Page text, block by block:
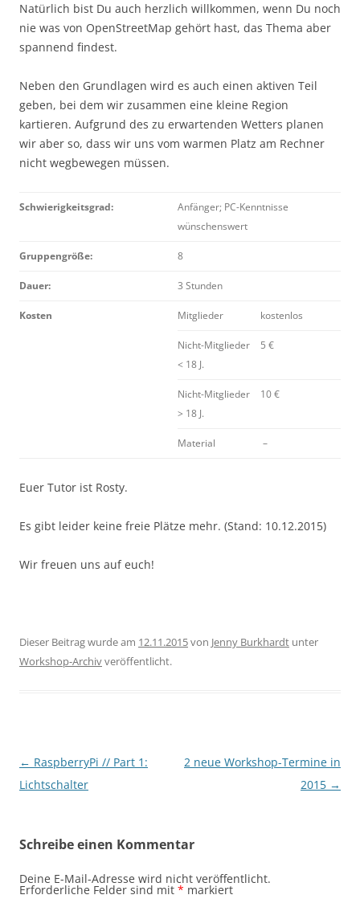
Natürlich bist Du auch herzlich willkommen, wenn Du noch
nie was von OpenStreetMap gehört hast, das Thema aber
spannend findest.
Neben den Grundlagen wird es auch einen aktiven Teil
geben, bei dem wir zusammen eine kleine Region
kartieren. Aufgrund des zu erwartenden Wetters planen
wir aber so, dass wir uns vom warmen Platz am Rechner
nicht wegbewegen müssen.
Schwierigkeitsgrad:
Anfänger; PC-Kenntnisse
wünschenswert
Gruppengröße: 8
Dauer: 3 Stunden
Kosten Mitglieder kostenlos
Nicht-Mitglieder
< 18 J.
5 €
Nicht-Mitglieder
> 18 J.
10 €
Material –
Euer Tutor ist Rosty.
Es gibt leider keine freie Plätze mehr. (Stand: 10.12.2015)
Wir freuen uns auf euch!
Dieser Beitrag wurde am 12.11.2015von Jenny Burkhardt unter
Workshop-Archivveröffentlicht.
Beitragsnavigation
← RaspberryPi // Part 1:
Lichtschalter
2 neue Workshop-Termine in
2015 →
Schreibe einen Kommentar
Deine E-Mail-Adresse wird nicht veröffentlicht.
Erforderliche Felder sind mit * markiert